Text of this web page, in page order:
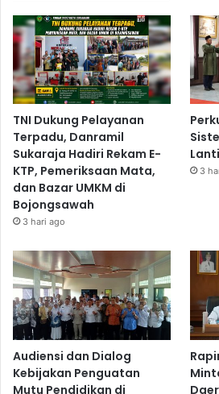
TNI Dukung Pelayanan
Terpadu, Danramil
Sukaraja Hadiri Rekam E-
KTP, Pemeriksaan Mata,
dan Bazar UMKM di
Bojongsawah
3 hari ago
3
Audiensi dan Dialog
Kebijakan Penguatan
Mutu Pendidikan di